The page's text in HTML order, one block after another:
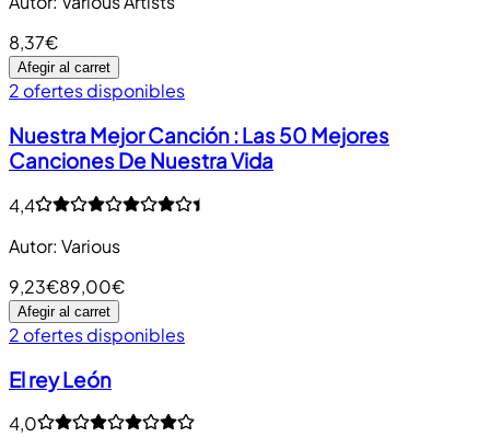
8,37€
Afegir al carret
2 ofertes disponibles
Nuestra Mejor Canción : Las 50 Mejores
Canciones De Nuestra Vida
4,4
Autor: Various
9,23€89,00€
Afegir al carret
2 ofertes disponibles
El rey León
4,0